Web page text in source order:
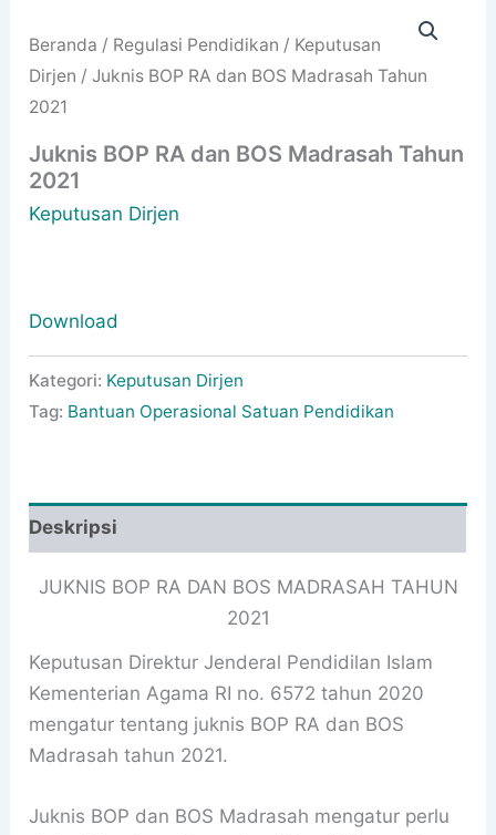
Beranda / Regulasi Pendidikan / Keputusan
Dirjen / Juknis BOP RA dan BOS Madrasah Tahun
2021
Juknis BOP RA dan BOS Madrasah Tahun
2021
Keputusan Dirjen
Download
Kategori: Keputusan Dirjen
Tag: Bantuan Operasional Satuan Pendidikan
Deskripsi
JUKNIS BOP RA DAN BOS MADRASAH TAHUN
2021
Keputusan Direktur Jenderal Pendidilan Islam
Kementerian Agama RI no. 6572 tahun 2020
mengatur tentang juknis BOP RA dan BOS
Madrasah tahun 2021.
Juknis BOP dan BOS Madrasah mengatur perlu